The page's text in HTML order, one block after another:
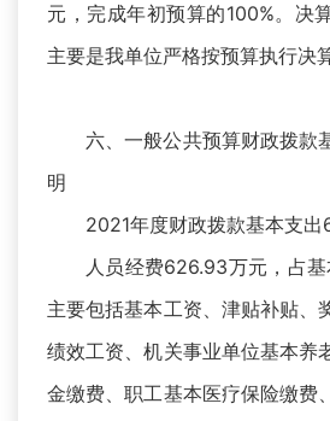
元，完成年初预算的100%。决
主要是我单位严格按预算执行决算
六、一般公共预算财政拨款
明
2021年度财政拨款基本支
人员经费626.93万元，占基
主要包括基本工资、津贴补贴、
绩效工资、机关事业单位基本养
金缴费、职工基本医疗保险缴费